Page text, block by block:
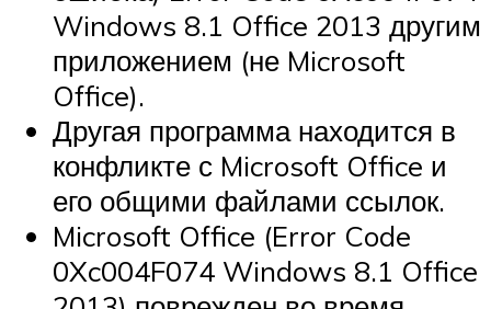
Windows 8.1 Office 2013 другим
приложением (не Microsoft
Office).
Другая программа находится в
конфликте с Microsoft Office и
его общими файлами ссылок.
Microsoft Office (Error Code
0Xc004F074 Windows 8.1 Office